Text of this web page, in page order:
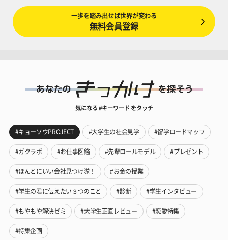
一歩を踏み出せば世界が変わる
無料会員登録
気になる #キーワード をタッチ
#キョーソウPROJECT #大学生の社会見学 #留学ロードマップ
#ガクラボ #お仕事図鑑 #先輩ロールモデル #プレゼント
#ほんとにいい会社見つけ隊！ #お金の授業
#学生の君に伝えたい３つのこと #診断 #学生インタビュー
#もやもや解決ゼミ #大学生正直レビュー #恋愛特集
#特集企画